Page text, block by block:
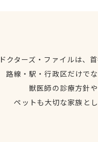
クターズ・ファイルは、
路線・駅・行政区だけで
獣医師の診療方針
ペットも大切な家族と